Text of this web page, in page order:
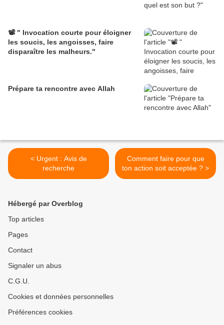
📽️ " Invocation courte pour éloigner
les soucis, les angoisses, faire
disparaître les malheurs."
Prépare ta rencontre avec Allah
< Urgent : Avis de
recherche
Comment faire pour que
ton action soit acceptée ? >
Hébergé par Overblog
Top articles
Pages
Contact
Signaler un abus
C.G.U.
Cookies et données personnelles
Préférences cookies